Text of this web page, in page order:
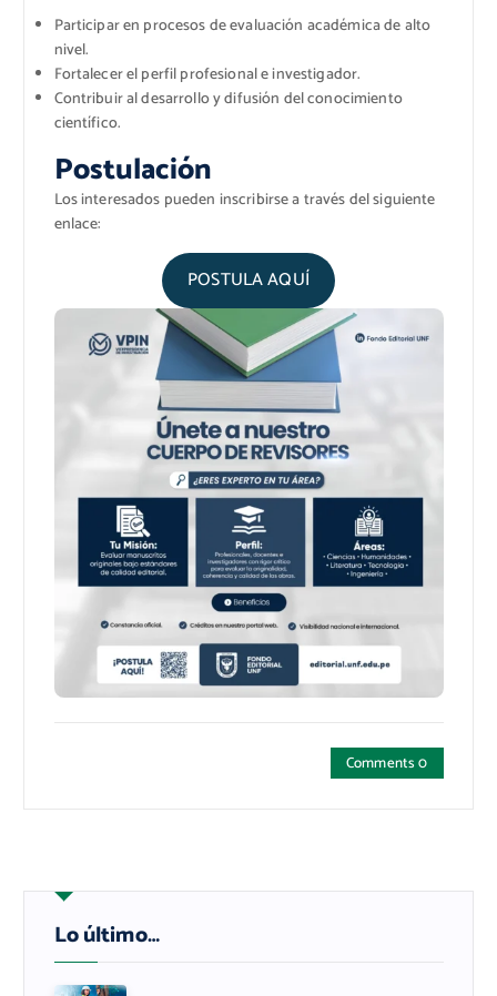
Participar en procesos de evaluación académica de alto
nivel.
Fortalecer el perfil profesional e investigador.
Contribuir al desarrollo y difusión del conocimiento
científico.
Postulación
Los interesados pueden inscribirse a través del siguiente
enlace:
POSTULA AQUÍ
Comments 0
Lo último…